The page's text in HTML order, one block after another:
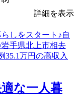
詳細を表示
適な一人暮